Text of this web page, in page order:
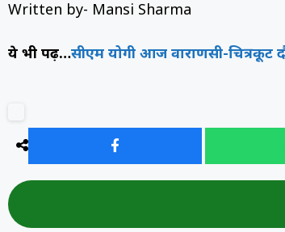
Written by- Mansi Sharma
ये भी पढ़ें…सीएम योगी आज वाराणसी-चित्रकूट